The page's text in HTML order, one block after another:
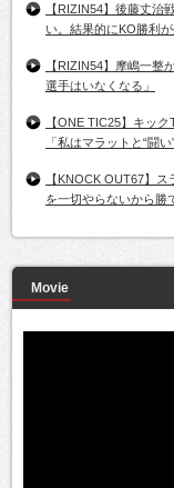
【RIZIN54】後藤丈治
い。結果的にKO勝利が
【RIZIN54】摩嶋一整
選手はいなくなる」
【ONE TIC25】キッ
「私はマラットと“闘い
【KNOCK OUT67】
を一切やらないから勝
Movie